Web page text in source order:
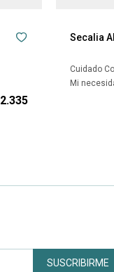
2.335
Secalia
Cuidado
Mi
SUSCRIBIRME